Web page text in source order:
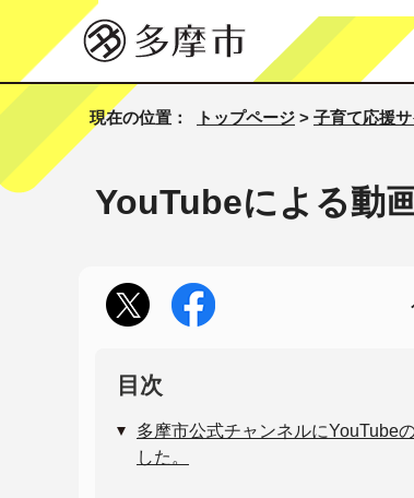
現在の位置： トップページ > 子育て応援サ
YouTubeによる動
目次
多摩市公式チャンネルにYouTube
した。